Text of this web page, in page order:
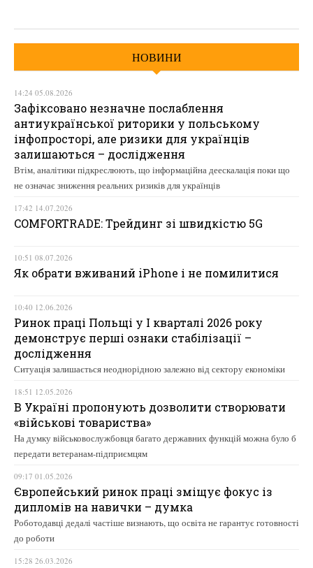
НОВИНИ
14:24 05.08.2026
Зафіксовано незначне послаблення
антиукраїнської риторики у польському
інфопросторі, але ризики для українців
залишаються – дослідження
Втім, аналітики підкреслюють, що інформаційна деескалація поки що
не означає зниження реальних ризиків для українців
17:42 14.07.2026
COMFORTRADE: Трейдинг зі швидкістю 5G
10:51 08.07.2026
Як обрати вживаний iPhone і не помилитися
10:40 12.06.2026
Ринок праці Польщі у І кварталі 2026 року
демонструє перші ознаки стабілізації –
дослідження
Ситуація залишається неоднорідною залежно від сектору економіки
18:51 12.05.2026
В Україні пропонують дозволити створювати
«військові товариства»
На думку військовослужбовця багато державних функцій можна було б
передати ветеранам-підприємцям
09:17 01.05.2026
Європейський ринок праці зміщує фокус із
дипломів на навички – думка
Роботодавці дедалі частіше визнають, що освіта не гарантує готовності
до роботи
15:28 26.03.2026